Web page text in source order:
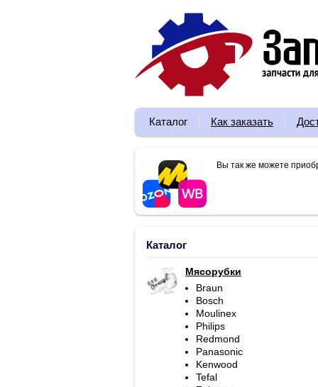
Каталог Как заказать
Вы так же можете
Каталог
Мясорубки
Braun
Bosch
Moulinex
Philips
Redmond
Panasonic
Kenwood
Tefal